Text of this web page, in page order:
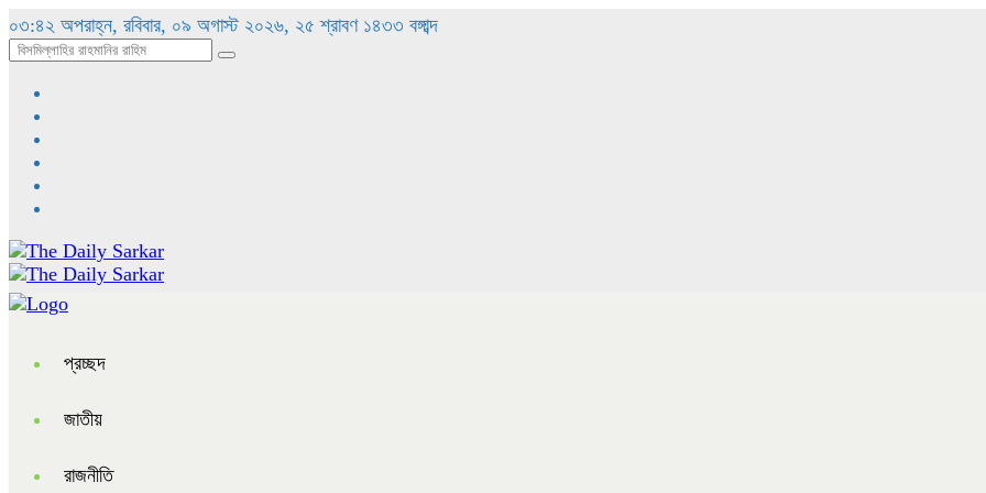
০৩:৪২ অপরাহ্ন, রবিবার, ০৯ অগাস্ট ২০২৬, ২৫ শ্রাবণ ১৪৩৩ বঙ্গাব্দ
প্রচ্ছদ
জাতীয়
রাজনীতি